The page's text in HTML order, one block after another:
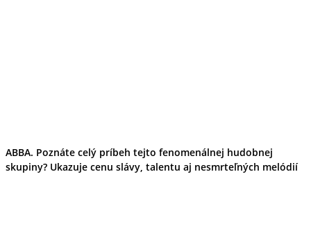
ABBA. Poznáte celý príbeh tejto fenomenálnej hudobnej
skupiny? Ukazuje cenu slávy, talentu aj nesmrteľných melódií